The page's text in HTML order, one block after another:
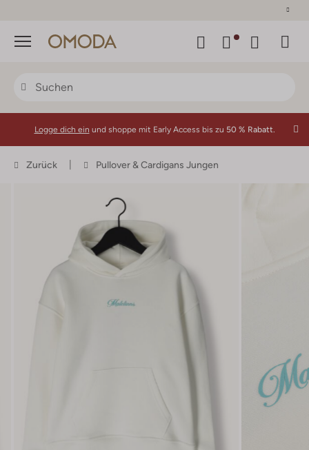
Menü
Logge dich ein und shoppe mit Early Access bis zu 50 % Rabatt.
Zurück Pullover & Cardigans Jungen